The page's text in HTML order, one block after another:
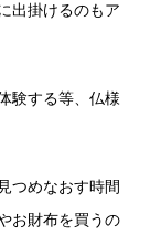
出掛けるのもア
験する等、仏様
つめなおす時間
お財布を買うの